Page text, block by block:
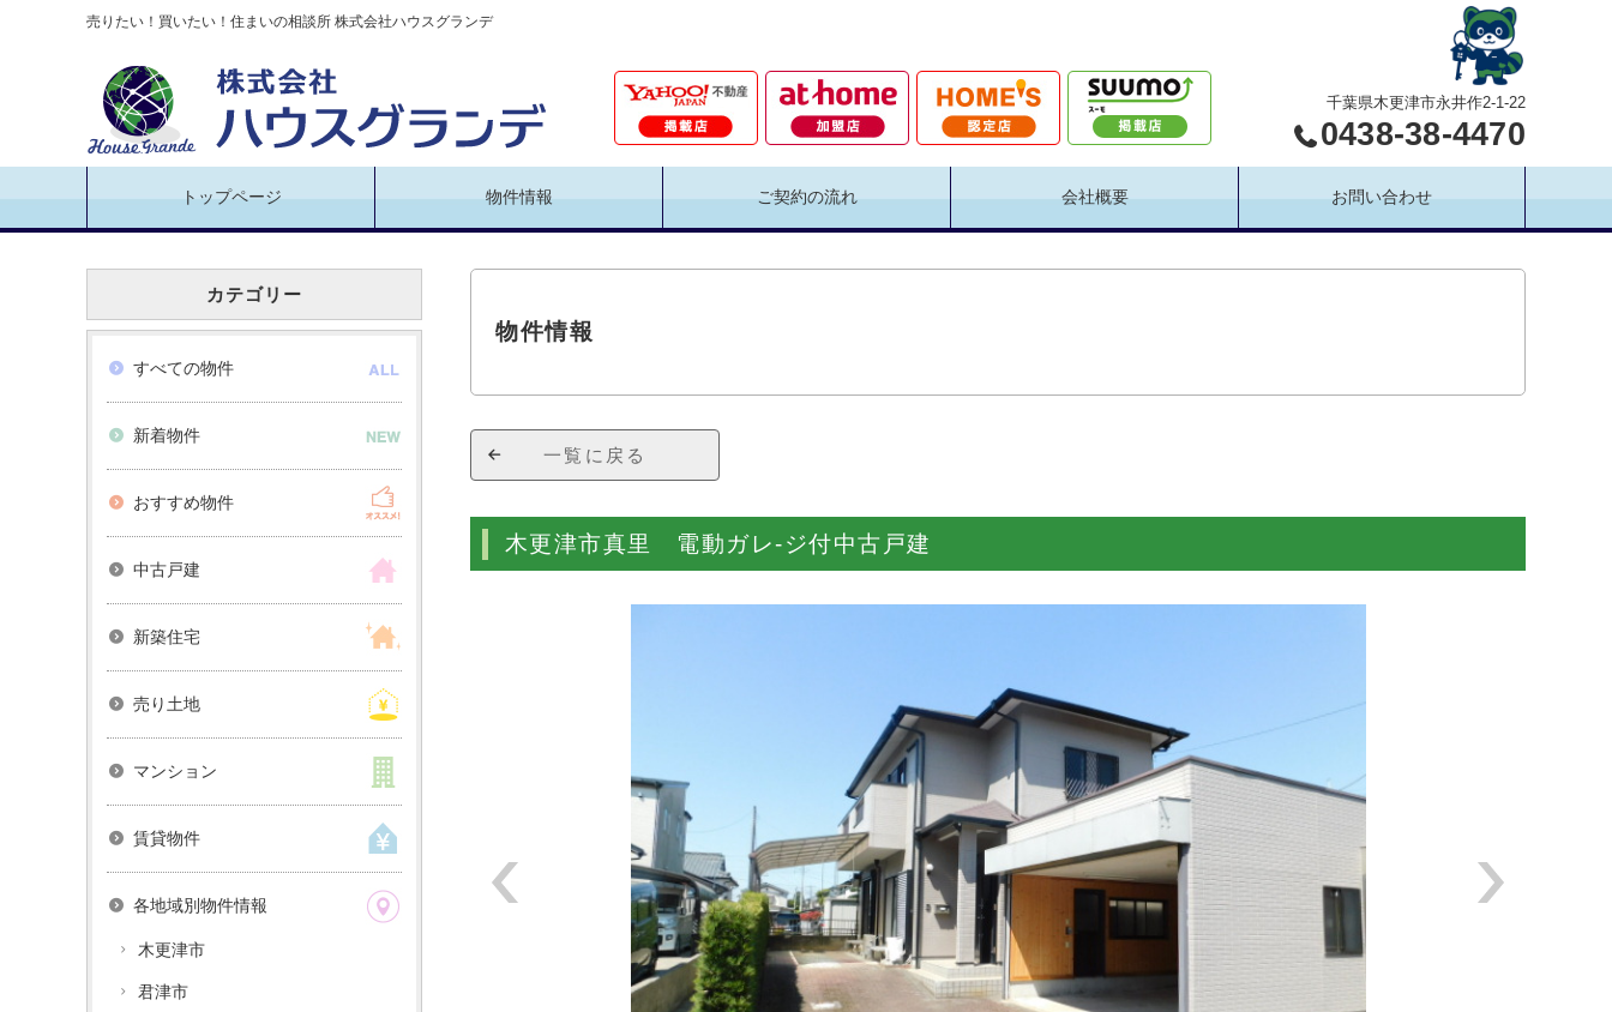
売りたい！買いたい！住まいの相談所 株式会社ハウスグランデ
千葉県木更津市永井作2-1-22
0438-38-4470
トップページ 物件情報 ご契約の流れ 会社概要 お問い合わせ
物件情報
一覧に戻る
木更津市真里 電動ガレ-ジ付中古戸建
カテゴリー
すべての物件
新着物件
おすすめ物件
中古戸建
新築住宅
売り土地
マンション
賃貸物件
各地域別物件情報
木更津市
君津市